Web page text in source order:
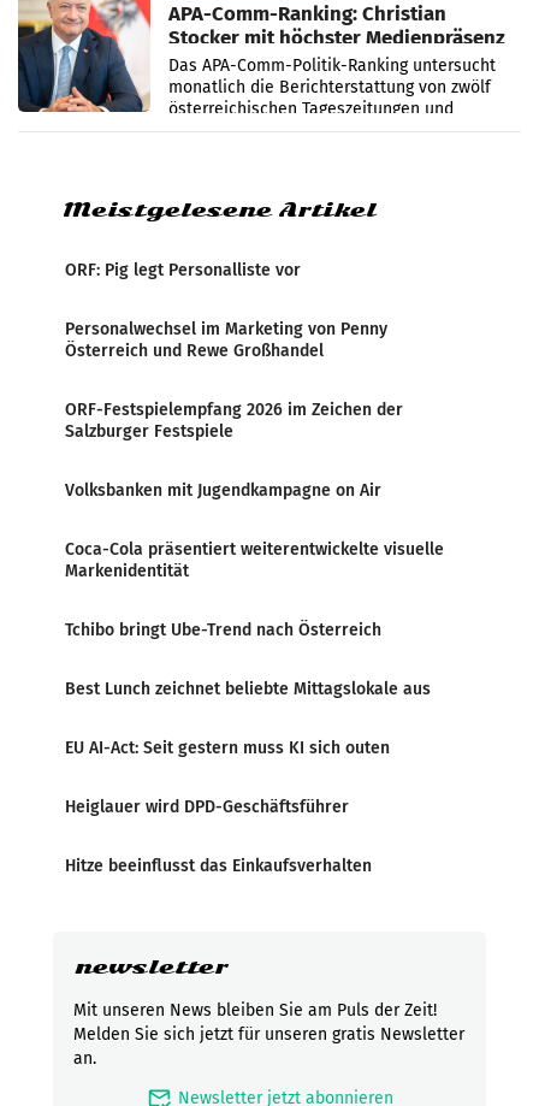
APA-Comm-Ranking: Christian
Stocker mit höchster Medienpräsenz
im Juli
Das APA-Comm-Politik-Ranking untersucht
monatlich die Berichterstattung von zwölf
österreichischen Tageszeitungen und
analysiert, welche Politikerinnen und
Meistgelesene Artikel
ORF: Pig legt Personalliste vor
Personalwechsel im Marketing von Penny
Österreich und Rewe Großhandel
ORF-Festspielempfang 2026 im Zeichen der
Salzburger Festspiele
Volksbanken mit Jugendkampagne on Air
Coca-Cola präsentiert weiterentwickelte visuelle
Markenidentität
Tchibo bringt Ube-Trend nach Österreich
Best Lunch zeichnet beliebte Mittagslokale aus
EU AI-Act: Seit gestern muss KI sich outen
Heiglauer wird DPD-Geschäftsführer
Hitze beeinflusst das Einkaufsverhalten
newsletter
Mit unseren News bleiben Sie am Puls der Zeit!
Melden Sie sich jetzt für unseren gratis Newsletter
an.
mark_email_read Newsletter jetzt abonnieren